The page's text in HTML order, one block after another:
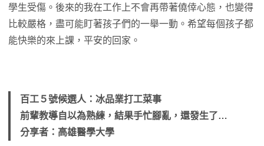
學生受傷。後來的我在工作上不會再帶著僥倖心態，也變得
比較嚴格，盡可能盯著孩子們的一舉一動。希望每個孩子都
能快樂的來上課，平安的回家。
百工５號候選人：冰品業打工菜事
前輩教導自以為熟練，結果手忙腳亂，還發生了…
分享者：高雄醫學大學